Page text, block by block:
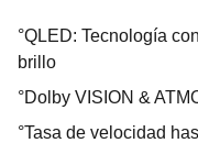
°QLED: Tecnología
brillo
°Dolby VISION &
°Tasa de velocidad